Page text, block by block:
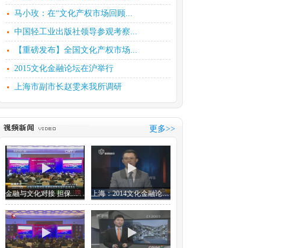
马小玫：在“文化产权市场回顾...
中国轻工业出版社领导参观考察...
【重磅发布】全国文化产权市场...
2015文化金融论坛在沪举行
上海市副市长赵雯来我所调研
文化部部长雒树刚视察本所
上海文化产权交易所中习文化金...
文化思金融 金融想文化
研讨推动文化产业大繁荣大发展
更多>>
金融与文化对接 担保保险等创新产品潜力大 上海：2014文化金融论坛今天举行